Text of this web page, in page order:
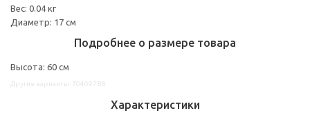
Вес: 0.04 кг
Диаметр: 17 см
Подробнее о размере товара
Высота: 60 см
Характеристики